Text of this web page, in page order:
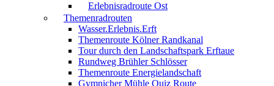
Erlebnisradroute Ost
Themenradrouten
Wasser.Erlebnis.Erft
Themenroute Kölner Randkanal
Tour durch den Landschaftspark Erftaue
Rundweg Brühler Schlösser
Themenroute Energielandschaft
Gymnicher Mühle Quiz Route